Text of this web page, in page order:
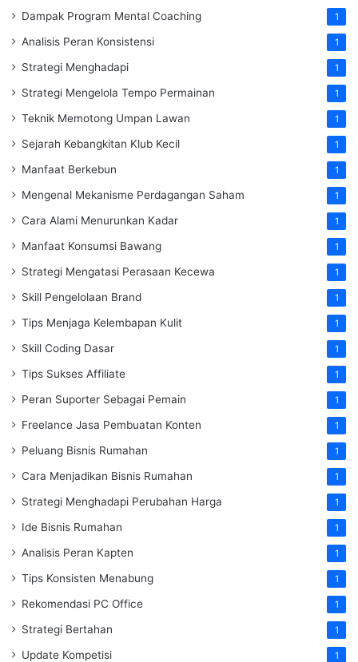
Dampak Program Mental Coaching 1
Analisis Peran Konsistensi 1
Strategi Menghadapi 1
Strategi Mengelola Tempo Permainan 1
Teknik Memotong Umpan Lawan 1
Sejarah Kebangkitan Klub Kecil 1
Manfaat Berkebun 1
Mengenal Mekanisme Perdagangan Saham 1
Cara Alami Menurunkan Kadar 1
Manfaat Konsumsi Bawang 1
Strategi Mengatasi Perasaan Kecewa 1
Skill Pengelolaan Brand 1
Tips Menjaga Kelembapan Kulit 1
Skill Coding Dasar 1
Tips Sukses Affiliate 1
Peran Suporter Sebagai Pemain 1
Freelance Jasa Pembuatan Konten 1
Peluang Bisnis Rumahan 1
Cara Menjadikan Bisnis Rumahan 1
Strategi Menghadapi Perubahan Harga 1
Ide Bisnis Rumahan 1
Analisis Peran Kapten 1
Tips Konsisten Menabung 1
Rekomendasi PC Office 1
Strategi Bertahan 1
Update Kompetisi 1